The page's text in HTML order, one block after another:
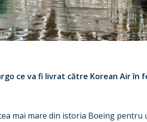
ce va fi livrat către Korean Air în
mai mare din istoria Boeing pentru